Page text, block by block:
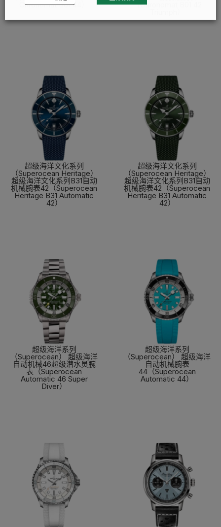
Chronomat B01 44）
了解更多
（Chronomat B01 42
了解更多
超级海洋文化系列
（Superocean Heritage）
超级海洋文化系列B31自动
机械腕表42（Superocean
Heritage B31 Automatic
42）
超级海洋文化系列
（Superocean Heritage）
超级海洋文化系列B31自动
机械腕表42（Superocean
Heritage B31 Automatic
42）
超级海洋系列
（Superocean） 超级海洋
自动机械46超级潜水员腕
表（Superocean
Automatic 46 Super
Diver）
超级海洋系列
（Superocean） 超级海洋
自动机械腕表
44（Superocean
Automatic 44）